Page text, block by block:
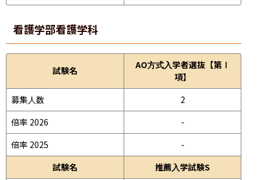
看護学部看護学科
試験名
AO方式入学者選抜【第Ⅰ
項】
募集人数
2
倍率 2026
-
倍率 2025
-
試験名
推薦入学試験S